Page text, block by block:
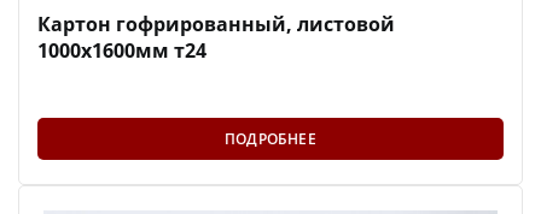
Картон гофрированный, листовой
1000х1600мм т24
ПОДРОБНЕЕ